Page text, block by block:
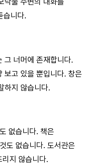
닥불 주변의 대화를
습니다.
그 너머에 존재합니다.
보고 있을 뿐입니다. 창은
하지 않습니다.
없습니다. 책은
도 없습니다. 도서관은
지 않습니다.